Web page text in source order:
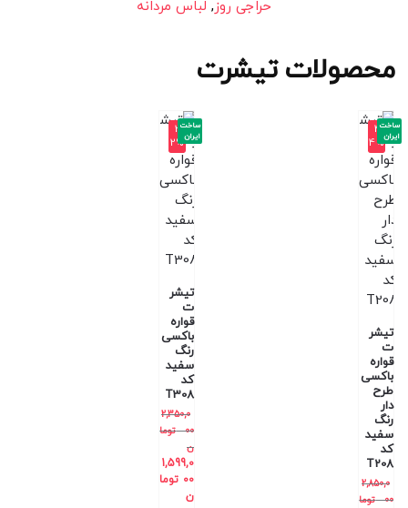
حراجی روز, لباس مردانه
محصولات تیشرت
-4
4%
تیشر
ت
قواره
باکسی
طرح
دار
رنگ
سفید
کد
T208
2,850,0
00
توما
ساخت
ایران
-3
2%
تیشر
ت
قواره
باکسی
رنگ
سفید
کد
T308
2,350,0
00
توما
ن
1,599,0
00 توما
ن
ساخت
ایران